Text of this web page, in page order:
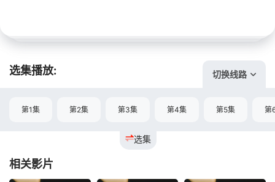
选集播放: 切换线路
选集
第1集 第2集 第3集 第4集 第5集 第
相关影片